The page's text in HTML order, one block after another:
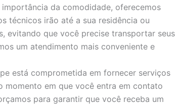
importância da comodidade, oferecemos
técnicos irão até a sua residência ou
evitando que você precise transportar seus
um atendimento mais conveniente e
está comprometida em fornecer serviços
momento em que você entra em contato
para garantir que você receba um